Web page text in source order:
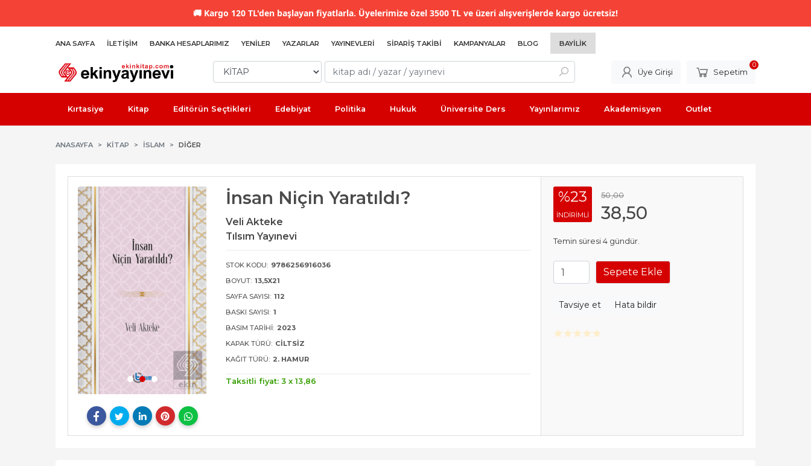
🚚 Kargo 120 TL'den başlayan fiyatlarla. Üyelerimize özel 3500 TL ve üzeri alışverişlerde kargo ücretsiz!
ANA SAYFA İLETIŞIM BANKA HESAPLARIMIZ YENILER YAZARLAR YAYINEVLERI SIPARIŞ TAKIBI KAMPANYALAR BLOG BAYILIK
Üye Girişi Sepetim
0
Kırtasiye Kitap Editörün Seçtikleri Edebiyat Politika Hukuk Üniversite Ders Yayınlarımız Akademisyen Outlet
ANASAYFA KİTAP İSLAM DIĞER
İnsan Niçin Yaratıldı?
Veli Akteke
Tılsım Yayınevi
STOK KODU: 9786256916036
BOYUT: 13,5X21
SAYFA SAYISI: 112
BASKI SAYISI: 1
BASIM TARIHI: 2023
KAPAK TÜRÜ: CILTSIZ
KAĞIT TÜRÜ: 2. HAMUR
Taksitli fiyat: 3 x13,86
%23
INDIRIMLI
50,00
38,50
Temin süresi 4 gündür.
Sepete Ekle
Tavsiye et Hata bildir